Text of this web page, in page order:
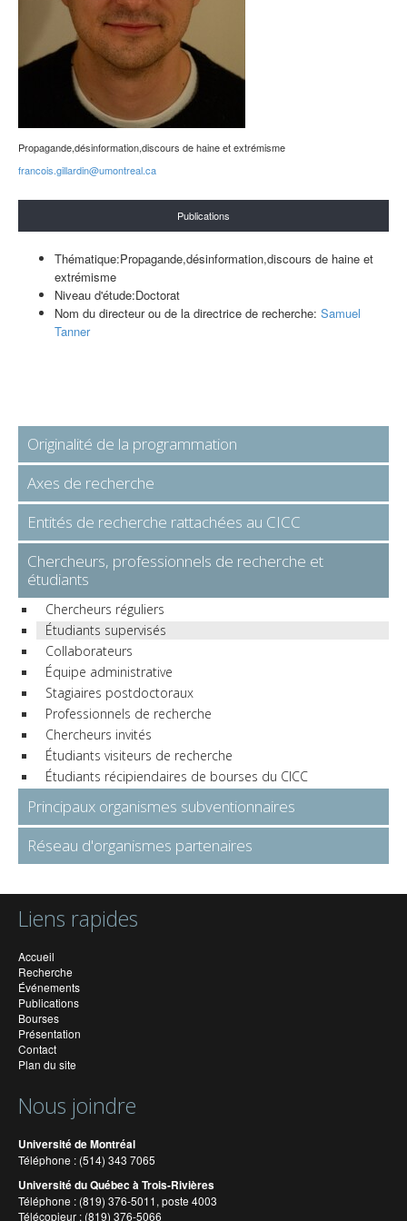
Propagande,désinformation,discours de haine et extrémisme
francois.gillardin@umontreal.ca
Publications
Thématique:Propagande,désinformation,discours de haine et
extrémisme
Niveau d'étude:Doctorat
Nom du directeur ou de la directrice de recherche: Samuel
Tanner
Originalité de la programmation
Axes de recherche
Entités de recherche rattachées au CICC
Chercheurs, professionnels de recherche et
étudiants
Chercheurs réguliers
Étudiants supervisés
Collaborateurs
Équipe administrative
Stagiaires postdoctoraux
Professionnels de recherche
Chercheurs invités
Étudiants visiteurs de recherche
Étudiants récipiendaires de bourses du CICC
Principaux organismes subventionnaires
Réseau d'organismes partenaires
Liens rapides
Accueil
Recherche
Événements
Publications
Bourses
Présentation
Contact
Plan du site
Nous joindre
Université de Montréal
Téléphone : (514) 343 7065
Université du Québec à Trois-Rivières
Téléphone : (819) 376-5011, poste 4003
Télécopieur : (819) 376-5066